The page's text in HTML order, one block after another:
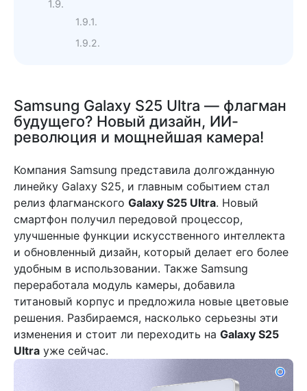
Samsung Galaxy S25 Ultra — флагман
будущего? Новый дизайн, ИИ-
революция и мощнейшая камера!
Компания Samsung представила долгожданную
линейку Galaxy S25, и главным событием стал
релиз флагманского Galaxy S25 Ultra. Новый
смартфон получил передовой процессор,
улучшенные функции искусственного интеллекта
и обновленный дизайн, который делает его более
удобным в использовании. Также Samsung
переработала модуль камеры, добавила
титановый корпус и предложила новые цветовые
решения. Разбираемся, насколько серьезны эти
изменения и стоит ли переходить на Galaxy S25
Ultra уже сейчас.